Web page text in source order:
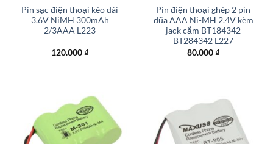
Pin sạc điện thoại kéo dài
3.6V NiMH 300mAh
2/3AAA L223
120.000₫
Pin điện thoại ghép 2 pin
đũa AAA Ni-MH 2.4V kèm
jack cắm BT184342
BT284342 L227
80.000₫